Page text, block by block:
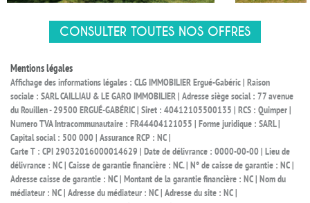
CONSULTER TOUTES NOS OFFRES
Mentions légales
Affichage des informations légales : CLG IMMOBILIER Ergué-Gabéric | Raison
sociale : SARL CAILLIAU & LE GARO IMMOBILIER | Adresse siège social : 77 avenue
du Rouillen - 29500 ERGUÉ-GABÉRIC | Siret : 40412105500135 | RCS : Quimper |
Numero TVA Intracommunautaire : FR44404121055 | Forme juridique : SARL |
Capital social : 500 000 | Assurance RCP : NC |
Carte T : CPI 29032016000014629 | Date de délivrance : 0000-00-00 | Lieu de
délivrance : NC | Caisse de garantie financière : NC. | N° de caisse de garantie : NC |
Adresse caisse de garantie : NC | Montant de la garantie financière : NC | Nom du
médiateur : NC | Adresse du médiateur : NC | Adresse du site : NC |